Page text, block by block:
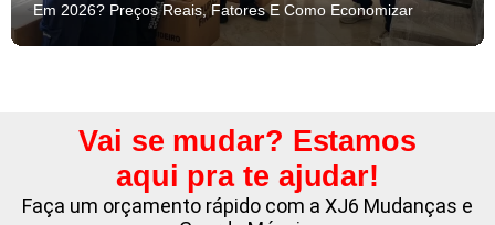
Em 2026? Preços Reais, Fatores E Como Economizar
Vai se mudar? Estamos
aqui pra te ajudar!
Faça um orçamento rápido com a XJ6 Mudanças e